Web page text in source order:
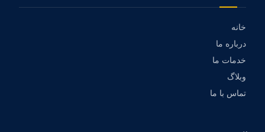
خانه
درباره ما
خدمات ما
وبلاگ
تماس با ما